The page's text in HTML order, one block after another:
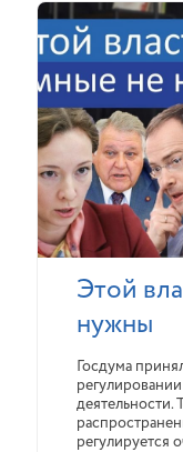
Этой
нужны
Госдума
деятельности.
регулируется